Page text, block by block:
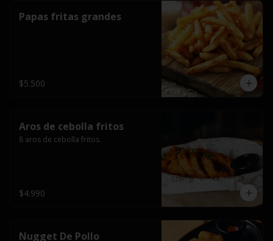
Papas fritas grandes
$5.500
Aros de cebolla fritos
8 aros de cebolla fritos.
$4.990
Nugget De Pollo